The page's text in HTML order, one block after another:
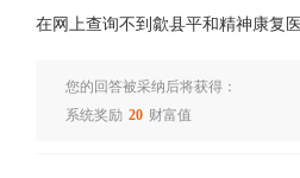
在网上查询不到歙县平和精神康复
您的回答被采纳后将获得：
系统奖励 20 财富值